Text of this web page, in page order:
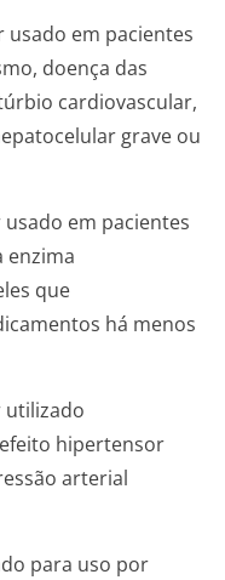
em pacientes
doença das
cardiovascular,
grave ou
em pacientes
enzima
que
há menos
utilizado
hipertensor
arterial
para uso por